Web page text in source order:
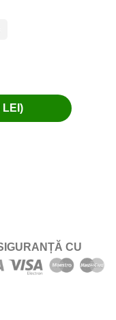
LEI)
CU